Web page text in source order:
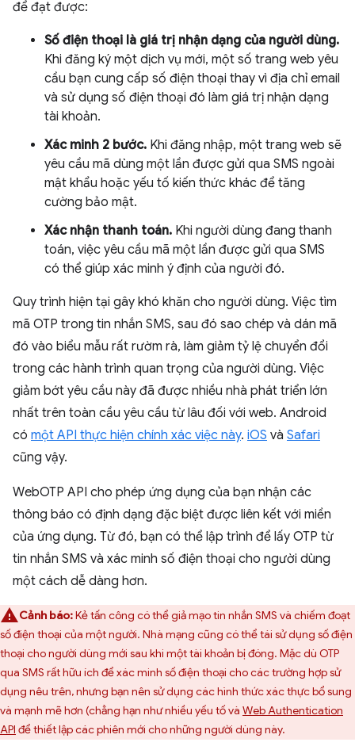
để đạt được:
Số điện thoại là giá trị nhận dạng của người dùng.
Khi đăng ký một dịch vụ mới, một số trang web yêu
cầu bạn cung cấp số điện thoại thay vì địa chỉ email
và sử dụng số điện thoại đó làm giá trị nhận dạng
tài khoản.
Xác minh 2 bước. Khi đăng nhập, một trang web sẽ
yêu cầu mã dùng một lần được gửi qua SMS ngoài
mật khẩu hoặc yếu tố kiến thức khác để tăng
cường bảo mật.
Xác nhận thanh toán. Khi người dùng đang thanh
toán, việc yêu cầu mã một lần được gửi qua SMS
có thể giúp xác minh ý định của người đó.
Quy trình hiện tại gây khó khăn cho người dùng. Việc tìm
mã OTP trong tin nhắn SMS, sau đó sao chép và dán mã
đó vào biểu mẫu rất rườm rà, làm giảm tỷ lệ chuyển đổi
trong các hành trình quan trọng của người dùng. Việc
giảm bớt yêu cầu này đã được nhiều nhà phát triển lớn
nhất trên toàn cầu yêu cầu từ lâu đối với web. Android
có một API thực hiện chính xác việc này. iOS và Safari
cũng vậy.
WebOTP API cho phép ứng dụng của bạn nhận các
thông báo có định dạng đặc biệt được liên kết với miền
của ứng dụng. Từ đó, bạn có thể lập trình để lấy OTP từ
tin nhắn SMS và xác minh số điện thoại cho người dùng
một cách dễ dàng hơn.
Cảnh báo:Kẻ tấn công có thể giả mạo tin nhắn SMS và chiếm đoạt
số điện thoại của một người. Nhà mạng cũng có thể tái sử dụng số điện
thoại cho người dùng mới sau khi một tài khoản bị đóng. Mặc dù OTP
qua SMS rất hữu ích để xác minh số điện thoại cho các trường hợp sử
dụng nêu trên, nhưng bạn nên sử dụng các hình thức xác thực bổ sung
và mạnh mẽ hơn (chẳng hạn như nhiều yếu tố và Web Authentication
API để thiết lập các phiên mới cho những người dùng này.